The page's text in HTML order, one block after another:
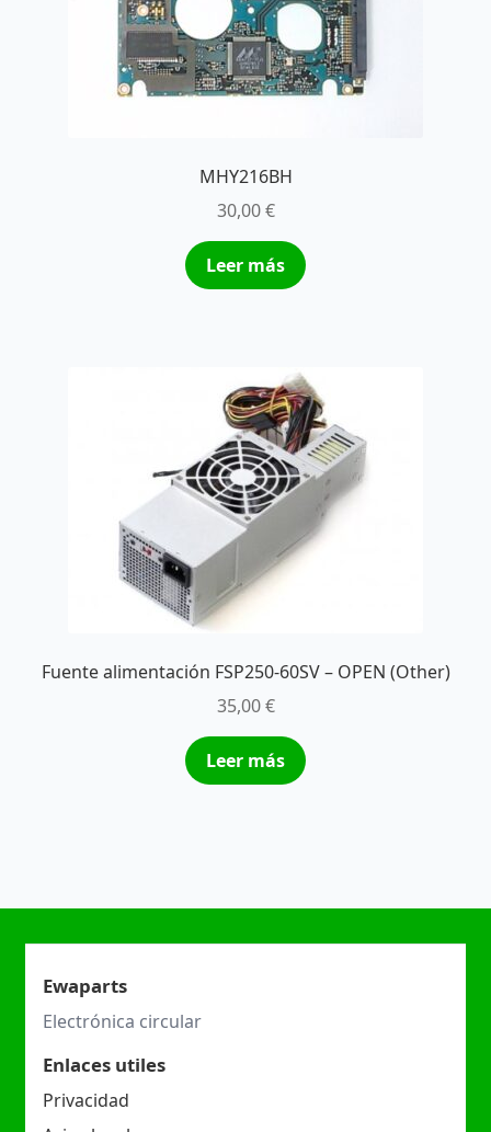
MHY216BH
30,00€
Leer más
Fuente alimentación FSP250-60SV – OPEN (Other)
35,00€
Leer más
Ewaparts
Electrónica circular
Enlaces utiles
Privacidad